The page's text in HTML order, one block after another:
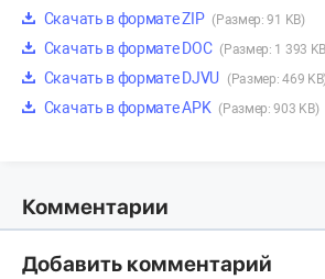
Скачать в формате ZIP (Размер: 91 KB)
Скачать в формате DOC (Размер: 1 393
Скачать в формате DJVU (Размер: 469
Скачать в формате APK (Размер: 903 KB)
Комментарии
Добавить комментарий